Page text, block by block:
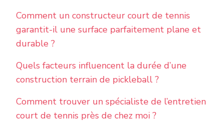
Comment un constructeur court de tennis
garantit-il une surface parfaitement plane et
durable ?
Quels facteurs influencent la durée d’une
construction terrain de pickleball ?
Comment trouver un spécialiste de l’entretien
court de tennis près de chez moi ?